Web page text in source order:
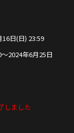
日(日) 23:59
2024年6月25日
しました